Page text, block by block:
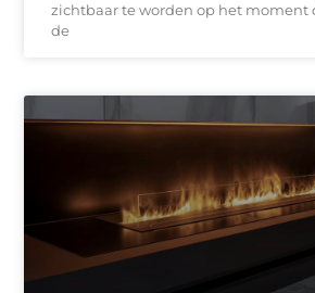
zichtbaar te worden op het moment
de